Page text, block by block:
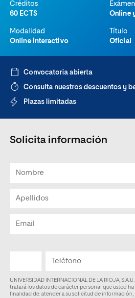
Créditos
60 ECTS
Online
Modalidad
Online interactivo
Título
Oficial
Convocatoria abierta
Consulta nuestros descuentos y
Plazas limitadas
Solicita información